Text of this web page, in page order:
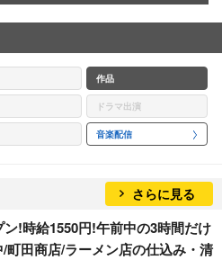
作品
ドラマ出演
音楽配信
さらに見る
!時給1550円!午前中の3時間だけ
田商店/ラーメン店の仕込み・清